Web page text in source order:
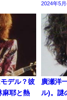
2024年5月
デル？彼
麻耶と熱
廣瀬洋
ル)。謎